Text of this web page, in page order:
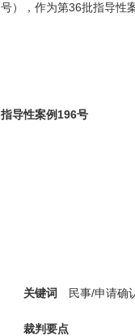
号），作为第36批指导性
指导性案例196号
关键词 民事/申请确
裁判要点